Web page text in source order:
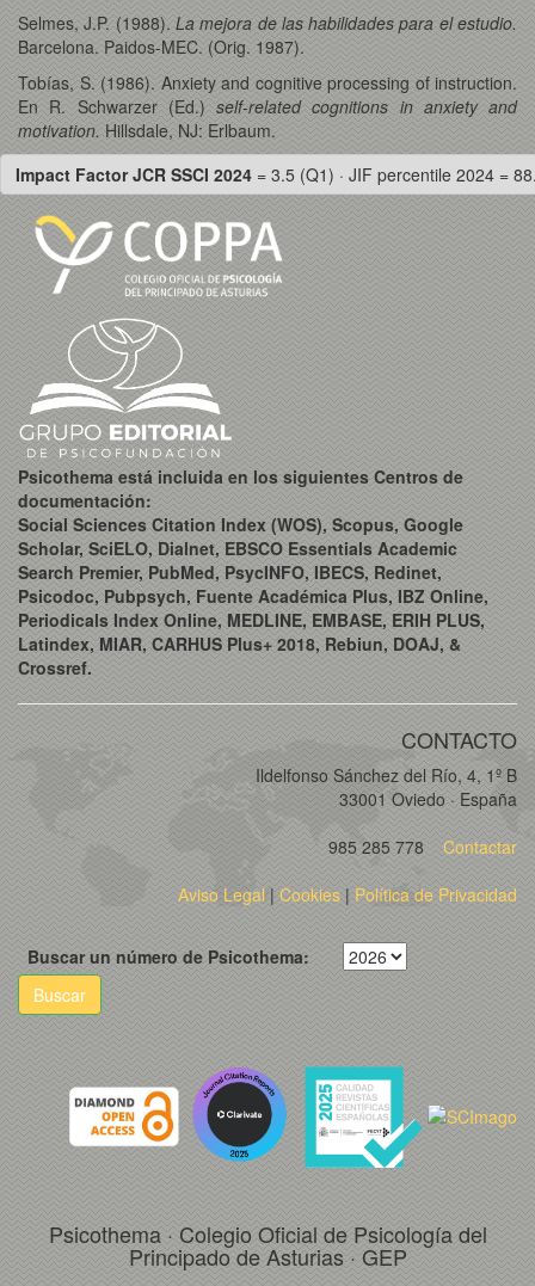
Selmes, J.P. (1988). La mejora de las habilidades para el estudio.
Barcelona. Paidos-MEC. (Orig. 1987).
Tobías, S. (1986). Anxiety and cognitive processing of instruction.
En R. Schwarzer (Ed.) self-related cognitions in anxiety and
motivation. Hillsdale, NJ: Erlbaum.
Impact Factor JCR SSCI 2024 = 3.5 (Q1) · JIF percentile 2024 =
Psicothema está incluida en los siguientes Centros de
documentación:
Social Sciences Citation Index (WOS), Scopus, Google
Scholar, SciELO, Dialnet, EBSCO Essentials Academic
Search Premier, PubMed, PsycINFO, IBECS, Redinet,
Psicodoc, Pubpsych, Fuente Académica Plus, IBZ Online,
Periodicals Index Online, MEDLINE, EMBASE, ERIH PLUS,
Latindex, MIAR, CARHUS Plus+ 2018, Rebiun, DOAJ, &
Crossref.
CONTACTO
Ildelfonso Sánchez del Río, 4, 1º B
33001 Oviedo · España
985 285 778
Contactar
Aviso Legal| Cookies | Política de Privacidad
Buscar un número de Psicothema:
Buscar
Psicothema · Colegio Oficial de Psicología del
Principado de Asturias · GEP